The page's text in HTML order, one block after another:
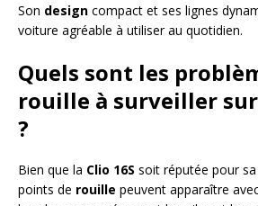
Son design compact et ses lignes
voiture agréable à utiliser au quotidien.
Quels sont les
rouille à surveiller sur
?
Bien que la Clio 16S soit réputée pour sa
points de rouille peuvent apparaître